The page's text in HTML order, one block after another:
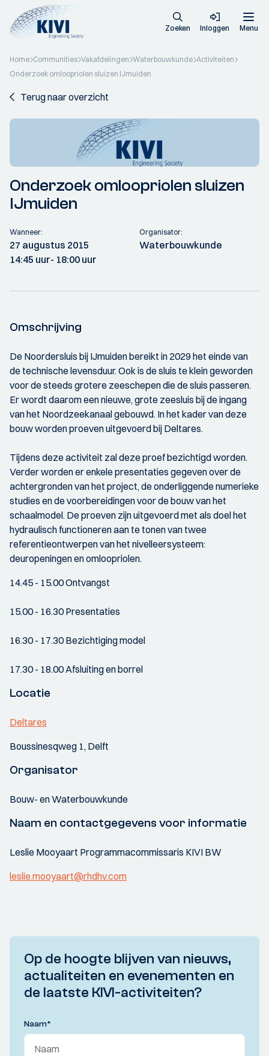
Zoeken Inloggen Menu
Home Communities Vakafdelingen Waterbouwkunde Activiteiten
Onderzoek omloopriolen sluizen IJmuiden
Terug naar overzicht
Onderzoek omloopriolen sluizen
IJmuiden
Wanneer:
27 augustus 2015
14:45 uur- 18:00 uur
Organisator:
Waterbouwkunde
Omschrijving
De Noordersluis bij IJmuiden bereikt in 2029 het einde van
de technische levensduur. Ook is de sluis te klein geworden
voor de steeds grotere zeeschepen die de sluis passeren.
Er wordt daarom een nieuwe, grote zeesluis bij de ingang
van het Noordzeekanaal gebouwd. In het kader van deze
bouw worden proeven uitgevoerd bij Deltares.
Tijdens deze activiteit zal deze proef bezichtigd worden.
Verder worden er enkele presentaties gegeven over de
achtergronden van het project, de onderliggende numerieke
studies en de voorbereidingen voor de bouw van het
schaalmodel. De proeven zijn uitgevoerd met als doel het
hydraulisch functioneren aan te tonen van twee
referentieontwerpen van het nivelleersysteem:
deuropeningen en omloopriolen.
14.45 - 15.00 Ontvangst
15.00 - 16.30 Presentaties
16.30 - 17.30 Bezichtiging model
17.30 - 18.00 Afsluiting en borrel
Locatie
Deltares
Boussinesqweg 1, Delft
Organisator
Bouw- en Waterbouwkunde
Naam en contactgegevens voor informatie
Leslie Mooyaart Programmacommissaris KIVI BW
leslie.mooyaart@rhdhv.com
Op de hoogte blijven van nieuws,
actualiteiten en evenementen en
de laatste KIVI-activiteiten?
Naam*